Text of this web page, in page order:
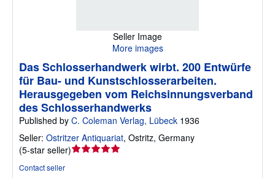
Seller Image
More images
Das Schlosserhandwerk wirbt. 200 Entwürfe
für Bau- und Kunstschlosserarbeiten.
Herausgegeben vom Reichsinnungsverband
des Schlosserhandwerks
Published by C. Coleman Verlag, Lübeck 1936
Seller: Ostritzer Antiquariat, Ostritz, Germany
(5-star seller)Seller
Contact seller